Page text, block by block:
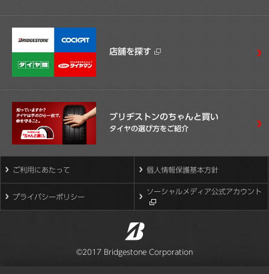
店舗を探す
ブリヂストンのちゃんと買い
タイヤの選び方をご紹介
ご利用にあたって 個人情報保護基本方針
プライバシーポリシー
ソーシャルメディア公式アカウント
©2017 Bridgestone Corporation